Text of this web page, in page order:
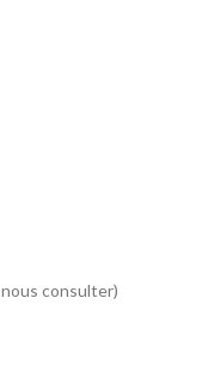
consulter)